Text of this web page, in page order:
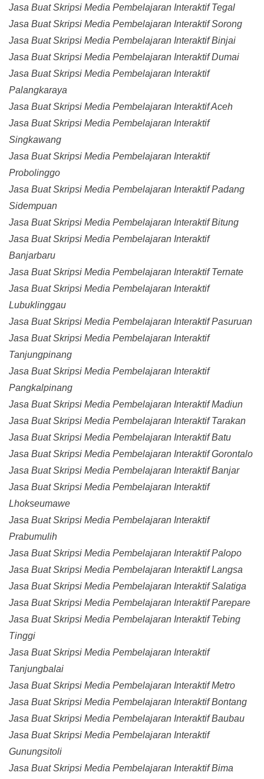
Jasa Buat Skripsi Media Pembelajaran Interaktif Tegal
Jasa Buat Skripsi Media Pembelajaran Interaktif Sorong
Jasa Buat Skripsi Media Pembelajaran Interaktif Binjai
Jasa Buat Skripsi Media Pembelajaran Interaktif Dumai
Jasa Buat Skripsi Media Pembelajaran Interaktif
Palangkaraya
Jasa Buat Skripsi Media Pembelajaran Interaktif Aceh
Jasa Buat Skripsi Media Pembelajaran Interaktif
Singkawang
Jasa Buat Skripsi Media Pembelajaran Interaktif
Probolinggo
Jasa Buat Skripsi Media Pembelajaran Interaktif Padang
Sidempuan
Jasa Buat Skripsi Media Pembelajaran Interaktif Bitung
Jasa Buat Skripsi Media Pembelajaran Interaktif
Banjarbaru
Jasa Buat Skripsi Media Pembelajaran Interaktif Ternate
Jasa Buat Skripsi Media Pembelajaran Interaktif
Lubuklinggau
Jasa Buat Skripsi Media Pembelajaran Interaktif Pasuruan
Jasa Buat Skripsi Media Pembelajaran Interaktif
Tanjungpinang
Jasa Buat Skripsi Media Pembelajaran Interaktif
Pangkalpinang
Jasa Buat Skripsi Media Pembelajaran Interaktif Madiun
Jasa Buat Skripsi Media Pembelajaran Interaktif Tarakan
Jasa Buat Skripsi Media Pembelajaran Interaktif Batu
Jasa Buat Skripsi Media Pembelajaran Interaktif Gorontalo
Jasa Buat Skripsi Media Pembelajaran Interaktif Banjar
Jasa Buat Skripsi Media Pembelajaran Interaktif
Lhokseumawe
Jasa Buat Skripsi Media Pembelajaran Interaktif
Prabumulih
Jasa Buat Skripsi Media Pembelajaran Interaktif Palopo
Jasa Buat Skripsi Media Pembelajaran Interaktif Langsa
Jasa Buat Skripsi Media Pembelajaran Interaktif Salatiga
Jasa Buat Skripsi Media Pembelajaran Interaktif Parepare
Jasa Buat Skripsi Media Pembelajaran Interaktif Tebing
Tinggi
Jasa Buat Skripsi Media Pembelajaran Interaktif
Tanjungbalai
Jasa Buat Skripsi Media Pembelajaran Interaktif Metro
Jasa Buat Skripsi Media Pembelajaran Interaktif Bontang
Jasa Buat Skripsi Media Pembelajaran Interaktif Baubau
Jasa Buat Skripsi Media Pembelajaran Interaktif
Gunungsitoli
Jasa Buat Skripsi Media Pembelajaran Interaktif Bima